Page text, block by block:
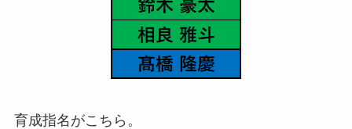
育成指名がこちら。